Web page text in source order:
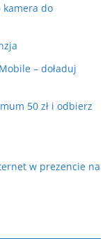
kamera do
– doładuj
50 zł i odbierz
w prezencie na